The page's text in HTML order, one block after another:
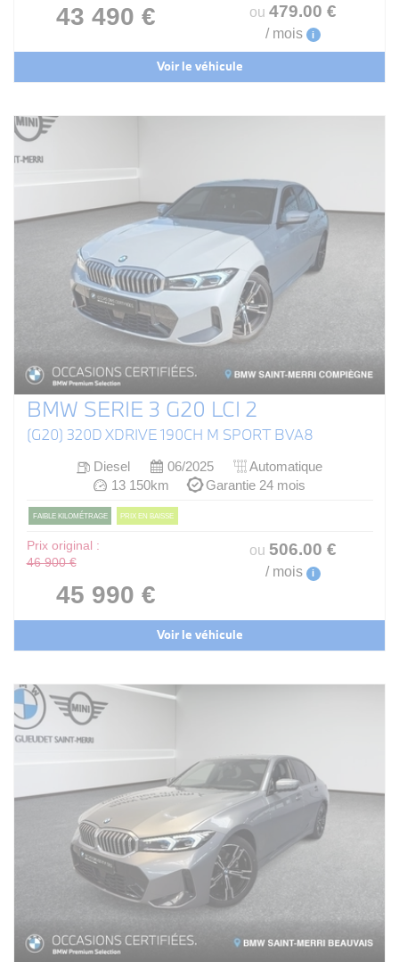
43 490 € ou 479.00 €
/ mois i
Voir le véhicule
BMW SERIE 3 G20 LCI 2
(G20) 320D XDRIVE 190CH M SPORT BVA8
Diesel 06/2025
Automatique
13 150km
Garantie 24 mois
FAIBLE KILOMÉTRAGE PRIX EN BAISSE
Prix original :
46 900 €
45 990 €
ou 506.00 €
/ mois i
Voir le véhicule